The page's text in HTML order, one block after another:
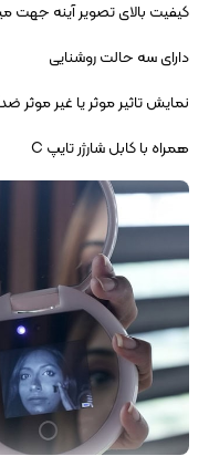
کیفیت بالای تصویر آینه جهت
دارای سه حالت روشنایی
نمایش تاثیر موثر یا غیر موثر
همراه با کابل شارژر تایپ C